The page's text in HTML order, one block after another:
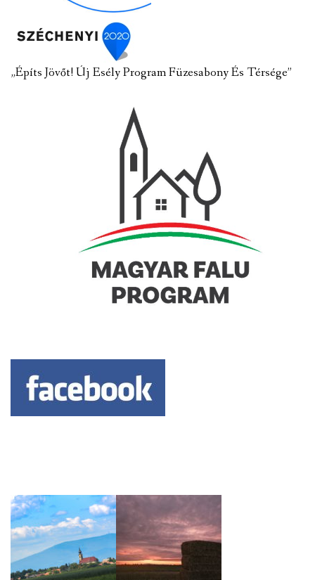
„Építs Jövőt! Új Esély Program Füzesabony És Térsége”